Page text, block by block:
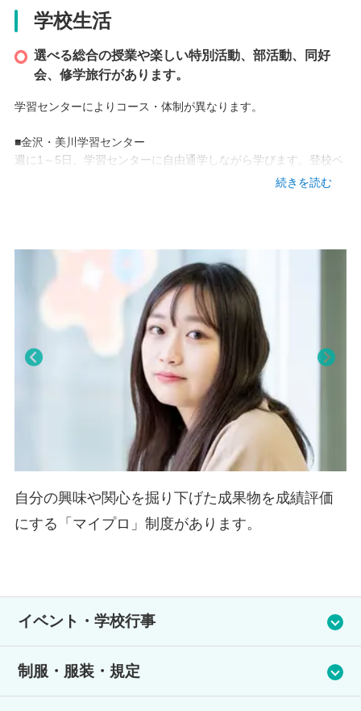
本校情報
石川県金沢市上堤町1-35
TEL
アクセス
動画
学校生活
選べる総合の授業や楽しい特別活動、部活動、同好
会、修学旅行があります。
学習センターによりコース・体制が異なります。
■金沢・美川学習センター
週に1～5日、学習センターに自由通学しながら学びます。登校ペ
ースを自分で組み立てることができるので生活スタイルや目標に
アットマーク国際高等学校では、他の教育事業所と連携したサポ
ート施設を設けております。アットマーク国際高校と密接な連携
を取りながら、各校の特色を活かした生徒・保護者のサポートを
続きを読む
自分の興味や関心を掘り下げた成果物を成績評価
にする「マイプロ」制度があります。
イベント・学校行事
ム同好会、伝統工芸部があります。※学習センターによって異
制服・服装・規定